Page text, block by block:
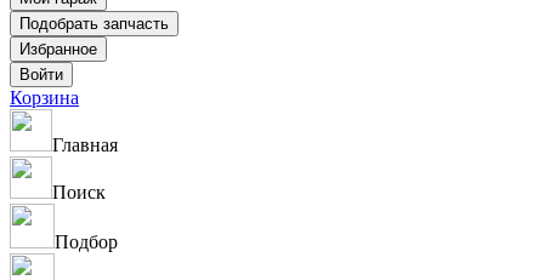
Корзина
Главная
Поиск
Подбор